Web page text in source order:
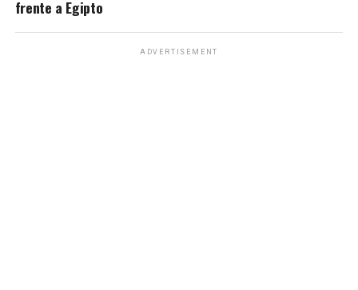
frente a Egipto
ADVERTISEMENT